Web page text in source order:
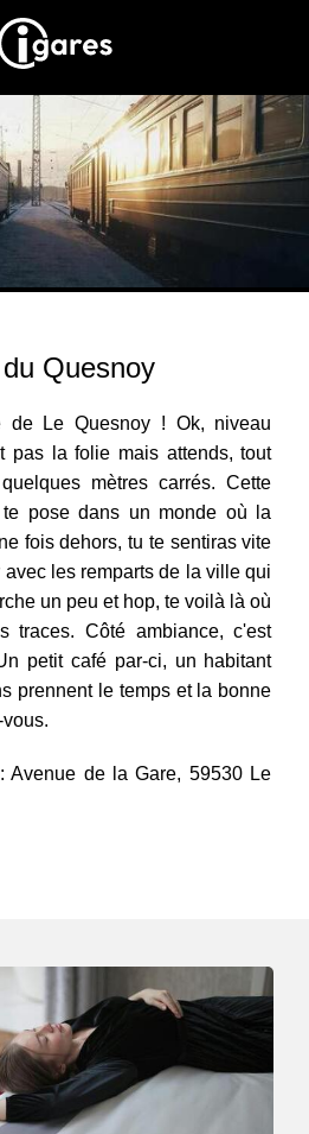
Recherche
Location de voiture
Hôtels
Taxis
Horaires
Quesnoy
de Le Quesnoy ! Ok, niveau
pas la folie mais attends, tout
mètres carrés. Cette
pose dans un monde où la
fois dehors, tu te sentiras vite
avec les remparts de la ville qui
un peu et hop, te voilà là où
traces. Côté ambiance, c'est
petit café par-ci, un habitant
prennent le temps et la bonne
: Avenue de la Gare, 59530 Le